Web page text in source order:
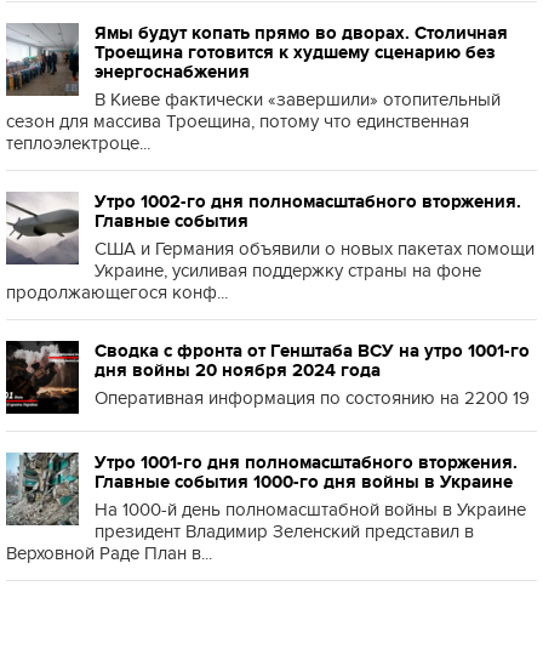
Ямы будут копать прямо во дворах. Столичная
Троещина готовится к худшему сценарию без
энергоснабжения
В Киеве фактически «завершили» отопительный
сезон для массива Троещина, потому что единственная
теплоэлектроце...
Утро 1002-го дня полномасштабного вторжения.
Главные события
США и Германия объявили о новых пакетах помощи
Украине, усиливая поддержку страны на фоне
продолжающегося конф...
Сводка с фронта от Генштаба ВСУ на утро 1001-го
дня войны 20 ноября 2024 года
Оперативная информация по состоянию на 2200 19
Утро 1001-го дня полномасштабного вторжения.
Главные события 1000-го дня войны в Украине
На 1000-й день полномасштабной войны в Украине
президент Владимир Зеленский представил в
Верховной Раде План в...